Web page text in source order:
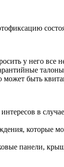
у него
быть
в
которые
панели,